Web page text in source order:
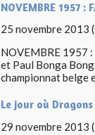
NOVEMBRE 1957 :
25 novembre 2013
NOVEMBRE 1957
et Paul Bonga
championnat belge
Le jour où
29 novembre 2013